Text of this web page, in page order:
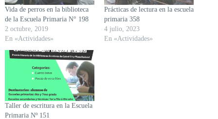
Vida de perros en la biblioteca
de la Escuela Primaria N° 198
2 octubre, 2019
En «Actividades»
Prácticas de lectura en la escuela
primaria 358
4 julio, 2023
En «Actividades»
Taller de escritura en la Escuela
Primaria Nº 151